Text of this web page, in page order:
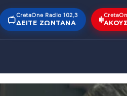
CretaOne Radio 102,3
ΔΕΊΤΕ ΖΩΝΤΑΝΆ